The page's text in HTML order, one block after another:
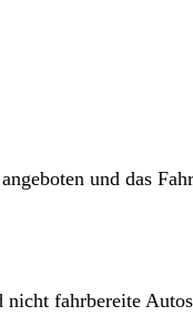
und das
nicht fahrbereite